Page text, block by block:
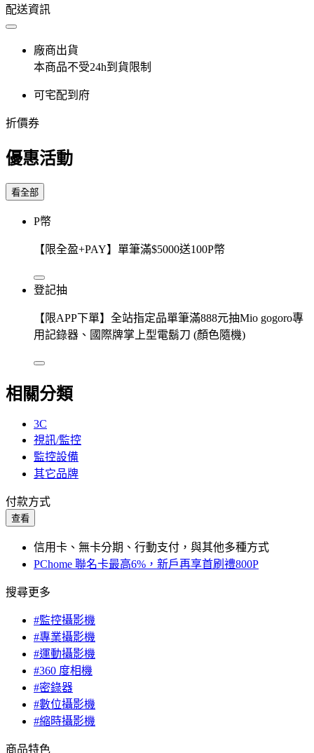
配送資訊
廠商出貨
本商品不受24h到貨限制
可宅配到府
折價券
優惠活動
看全部
P幣
【限全盈+PAY】單筆滿$5000送100P幣
登記抽
【限APP下單】全站指定品單筆滿888元抽Mio gogoro專
用記錄器、國際牌掌上型電鬍刀 (顏色隨機)
相關分類
3C
視訊/監控
監控設備
其它品牌
付款方式
查看
信用卡、無卡分期、行動支付，與其他多種方式
PChome 聯名卡最高6%，新戶再享首刷禮800P
搜尋更多
#監控攝影機
#專業攝影機
#運動攝影機
#360 度相機
#密錄器
#數位攝影機
#縮時攝影機
商品特色